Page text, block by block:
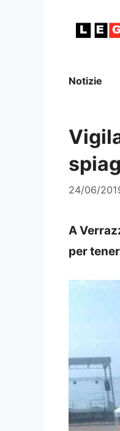
Notizie
24/06/
A
per